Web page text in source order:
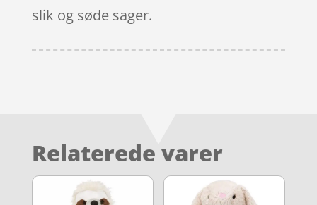
slik og søde sager.
Relaterede varer